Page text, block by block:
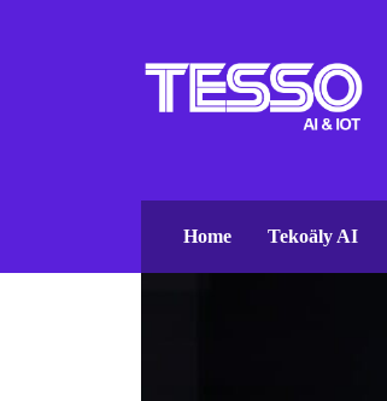
Home Tekoäly AI